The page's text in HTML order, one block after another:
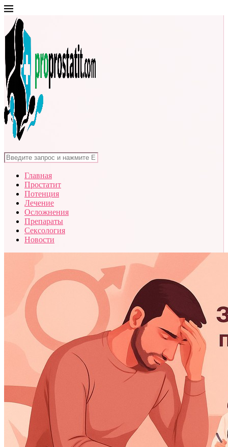
Главная
Простатит
Потенция
Лечение
Осложнения
Препараты
Сексология
Новости